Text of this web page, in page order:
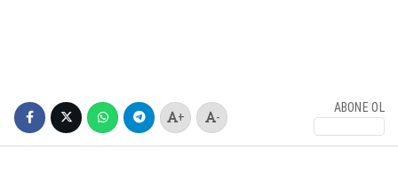
+ -
ABONE OL